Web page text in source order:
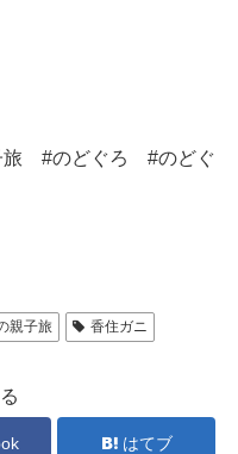
#のどぐろ #のどぐ
親子旅 香住ガニ
はてブ